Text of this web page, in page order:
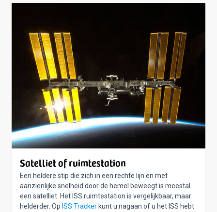
Satelliet of ruimtestation
Een heldere stip die zich in een rechte lijn en met
aanzienlijke snelheid door de hemel beweegt is meestal
een satelliet. Het ISS ruimtestation is vergelijkbaar, maar
helderder. Op ISS Tracker kunt u nagaan of u het ISS hebt